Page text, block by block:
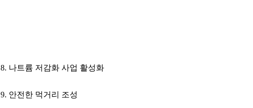
8. 나트륨 저감화 사업 활성화
9. 안전한 먹거리 조성